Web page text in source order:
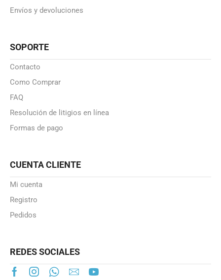
Envíos y devoluciones
SOPORTE
Contacto
Como Comprar
FAQ
Resolución de litigios en línea
Formas de pago
CUENTA CLIENTE
Mi cuenta
Registro
Pedidos
REDES SOCIALES